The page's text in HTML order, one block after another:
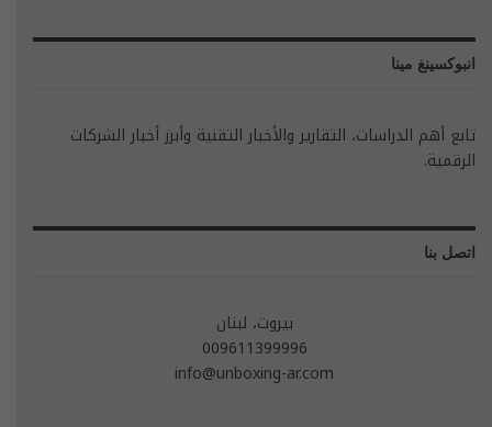
انبوكسينغ مينا
تابع أهم الدراسات، التقارير والأخبار التقنية وأبرز أخبار الشركات
الرقمية.
اتصل بنا
بيروت، لبنان
009611399996
info@unboxing-ar.com